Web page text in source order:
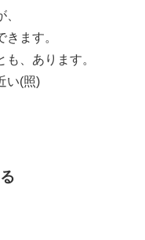
ます。
、あります。
い(照)